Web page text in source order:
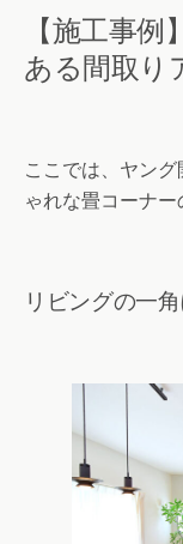
【施工事
ある間取り
ここでは、ヤン
ゃれな畳コーナー
リビングの一